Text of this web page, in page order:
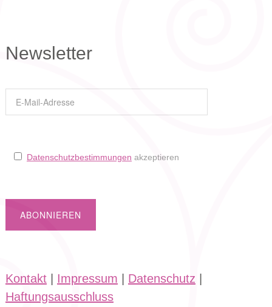
Newsletter
Datenschutzbestimmungen akzeptieren
Kontakt| Impressum Datenschutz
Haftungsausschluss